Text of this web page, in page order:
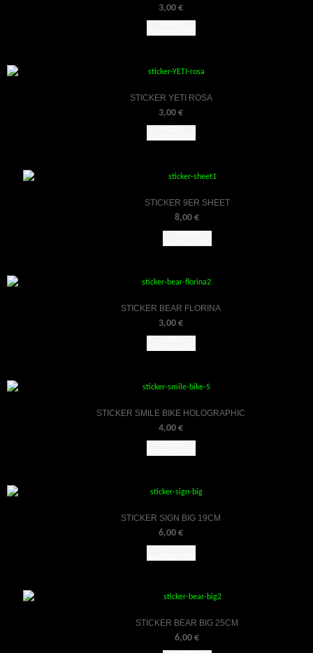
3,00 €
STICKER YETI ROSA
3,00 €
STICKER 9ER SHEET
8,00 €
STICKER BEAR FLORINA
3,00 €
STICKER SMILE BIKE HOLOGRAPHIC
4,00 €
STICKER SIGN BIG 19CM
6,00 €
STICKER BEAR BIG 25CM
6,00 €